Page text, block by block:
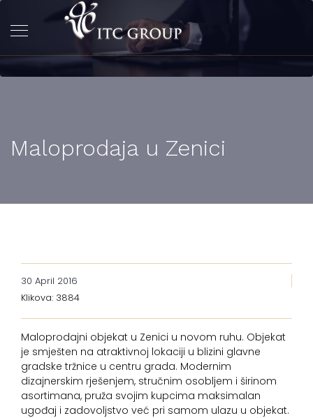
Maloprodaja u Zenici
30 April 2016
Klikova: 3884
Maloprodajni objekat u Zenici u novom ruhu. Objekat
je smješten na atraktivnoj lokaciji u blizini glavne
gradske tržnice u centru grada. Modernim
dizajnerskim rješenjem, stručnim osobljem i širinom
asortimana, pruža svojim kupcima maksimalan
ugođaj i zadovoljstvo već pri samom ulazu u objekat.